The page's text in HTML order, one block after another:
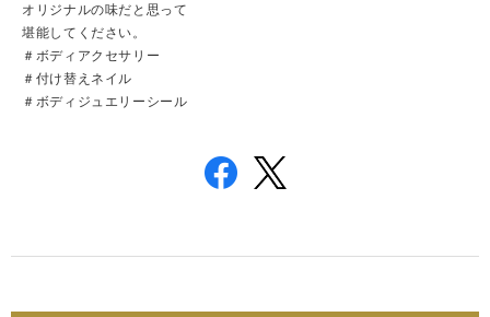
オリジナルの味だと思って
堪能してください。
＃ボディアクセサリー
＃付け替えネイル
＃ボディジュエリーシール